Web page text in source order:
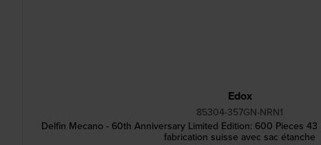
Edox
85304-357GN-NRN1
Delfin Mecano - 60th Anniversary Limited Edition: 600 Pieces
fabrication suisse avec sac étanche